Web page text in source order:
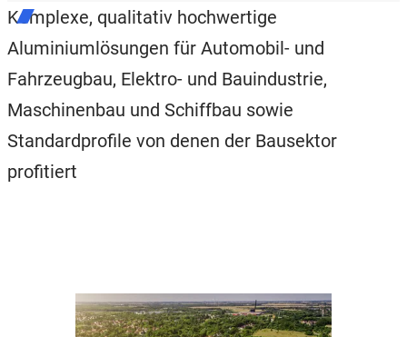
Komplexe, qualitativ hochwertige
Aluminiumlösungen für Automobil- und
Fahrzeugbau, Elektro- und Bauindustrie,
Maschinenbau und Schiffbau sowie
Standardprofile von denen der Bausektor
profitiert